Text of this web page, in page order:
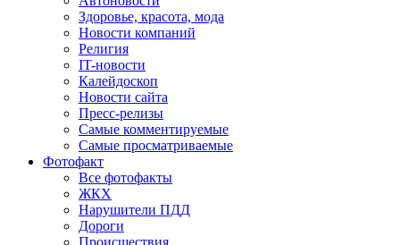
Здоровье, красота, мода
Новости компаний
Религия
IT-новости
Калейдоскоп
Новости сайта
Пресс-релизы
Самые комментируемые
Самые просматриваемые
Фотофакт
Все фотофакты
ЖКХ
Нарушители ПДД
Дороги
Происшествия